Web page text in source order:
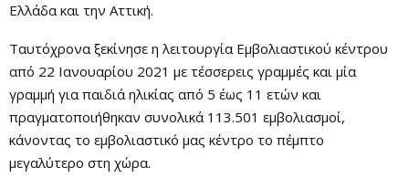
Ελλάδα και την Αττική.
Ταυτόχρονα ξεκίνησε η λειτουργία Εμβολιαστικού κέντρου
από 22 Ιανουαρίου 2021 με τέσσερεις γραμμές και μία
γραμμή για παιδιά ηλικίας από 5 έως 11 ετών και
πραγματοποιήθηκαν συνολικά 113.501 εμβολιασμοί,
κάνοντας το εμβολιαστικό μας κέντρο το πέμπτο
μεγαλύτερο στη χώρα.